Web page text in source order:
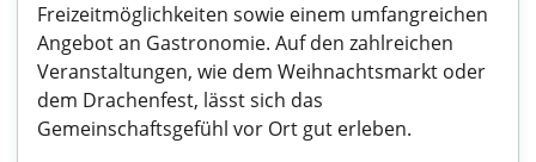
Freizeitmöglichkeiten sowie einem umfangreichen
Angebot an Gastronomie. Auf den zahlreichen
Veranstaltungen, wie dem Weihnachtsmarkt oder
dem Drachenfest, lässt sich das
Gemeinschaftsgefühl vor Ort gut erleben.